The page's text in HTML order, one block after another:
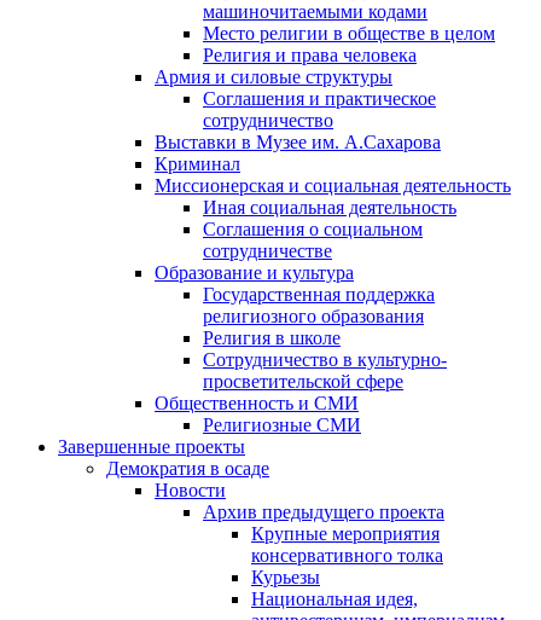
машиночитаемыми кодами
Место религии в обществе в целом
Религия и права человека
Армия и силовые структуры
Соглашения и практическое
сотрудничество
Выставки в Музее им. А.Сахарова
Криминал
Миссионерская и социальная деятельность
Иная социальная деятельность
Соглашения о социальном
сотрудничестве
Образование и культура
Государственная поддержка
религиозного образования
Религия в школе
Сотрудничество в культурно-
просветительской сфере
Общественность и СМИ
Религиозные СМИ
Завершенные проекты
Демократия в осаде
Новости
Архив предыдущего проекта
Крупные мероприятия
консервативного толка
Курьезы
Национальная идея,